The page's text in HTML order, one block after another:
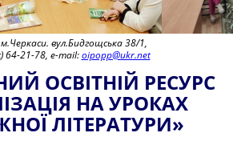
вул.Бидгощська 38/1,
64-21-78, e-mail:oipopp@ukr.net
ОСВІТНІЙ РЕСУРС
НА УРОКАХ
ЛІТЕРАТУРИ»